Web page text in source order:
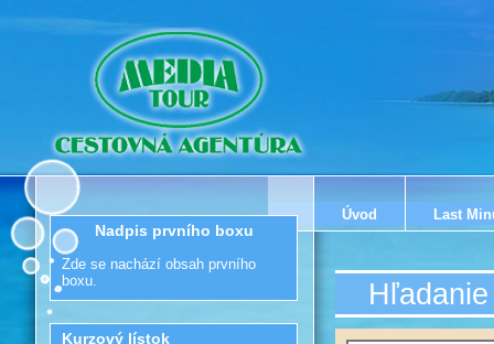
Úvod Last
Nadpis prvního boxu
Zde se nachází obsah prvního
boxu.
Kurzový lístok